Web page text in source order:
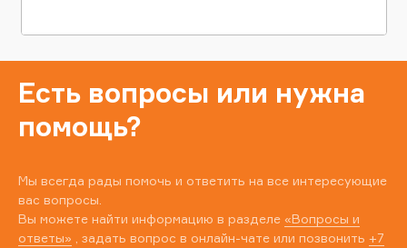
Есть вопросы или нужна
помощь?
Мы всегда рады помочь и ответить на все интересующие
вас вопросы.
Вы можете найти информацию в разделе «Вопросы и
ответы» , задать вопрос в онлайн-чате или позвонить +7